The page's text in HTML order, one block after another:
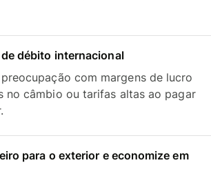
débito internacional
com margens de lucro
no câmbio ou tarifas altas ao pagar
para o exterior e economize em